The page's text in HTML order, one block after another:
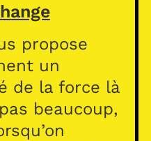
propose
un
de la force là
beaucoup,